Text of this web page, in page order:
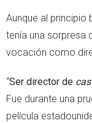
Aunque al principio
tenía una sorpresa
vocación como
“Ser director de
Fue durante una
película